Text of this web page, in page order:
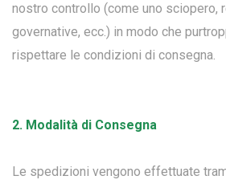
nostro controllo (come uno sciopero,
governative, ecc.) in modo che
rispettare le condizioni di consegna.
2. Modalità di Consegna
Le spedizioni vengono effettuate